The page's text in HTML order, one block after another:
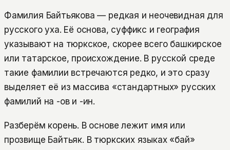
Фамилия Байтьякова — редкая и неочевидная для
русского уха. Её основа, суффикс и география
указывают на тюркское, скорее всего башкирское
или татарское, происхождение. В русской среде
такие фамилии встречаются редко, и это сразу
выделяет её из массива «стандартных» русских
фамилий на -ов и -ин.
Разберём корень. В основе лежит имя или
прозвище Байтьяк. В тюркских языках «бай»